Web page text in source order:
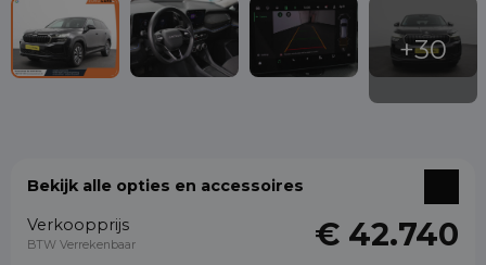
Bekijk alle opties en accessoires
Verkoopprijs
BTW Verrekenbaar € 42.740